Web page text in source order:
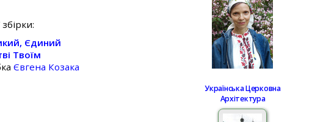
Єдиний
Твоїм
Євгена Козака
Українська Церковна
Архітектура